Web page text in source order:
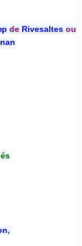
deRivesaltesou
,